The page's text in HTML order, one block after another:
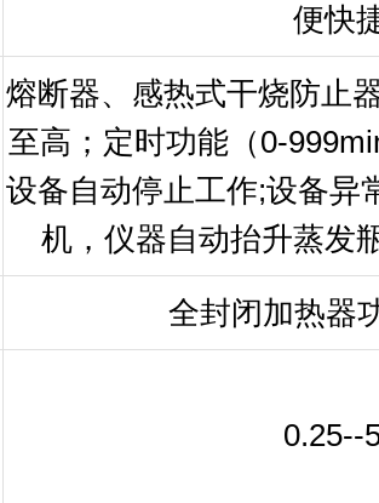
便快
熔断器、感热式干烧防止
至高；定时功能（0-
设备自动停止工作;设备异
机，仪器自动抬升蒸发
全封闭加热器
0.25--